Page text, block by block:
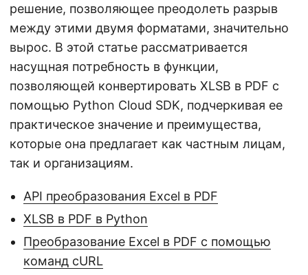
решение, позволяющее преодолеть разрыв
между этими двумя форматами, значительно
вырос. В этой статье рассматривается
насущная потребность в функции,
позволяющей конвертировать XLSB в PDF с
помощью Python Cloud SDK, подчеркивая ее
практическое значение и преимущества,
которые она предлагает как частным лицам,
так и организациям.
API преобразования Excel в PDF
XLSB в PDF в Python
Преобразование Excel в PDF с помощью
команд cURL